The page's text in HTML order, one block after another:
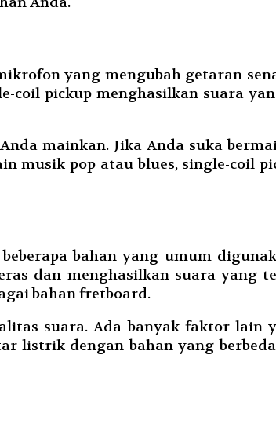
yang mengubah getaran
coil pickup menghasilkan suara
mainkan. Jika Anda suka
musik pop atau blues, single-coil
bahan yang umum
dan menghasilkan suara yang
bahan fretboard.
suara. Ada banyak faktor lain
listrik dengan bahan yang